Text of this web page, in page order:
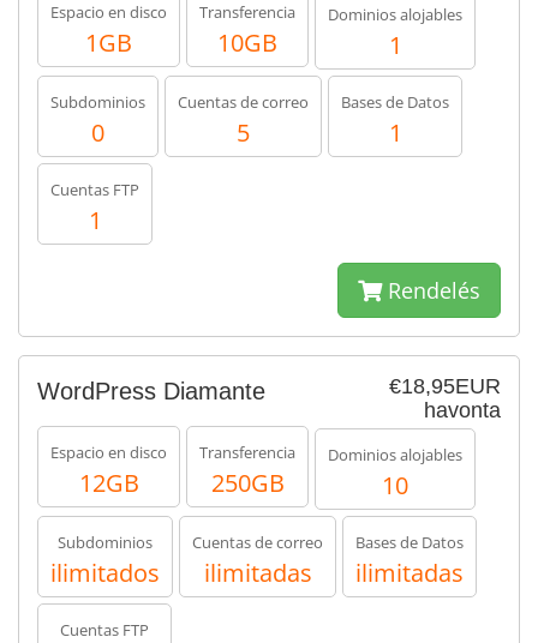
Espacio en disco
1GB
Transferencia
10GB
Dominios alojables
1
Subdominios
0
Cuentas de correo
5
Bases de Datos
1
Cuentas FTP
1
Rendelés
€18,95EUR
havonta
WordPress Diamante
Espacio en disco
12GB
Transferencia
250GB
Dominios alojables
10
Subdominios
ilimitados
Cuentas de correo
ilimitadas
Bases de Datos
ilimitadas
Cuentas FTP